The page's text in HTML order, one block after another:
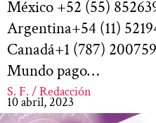
México +52 (55)
Argentina+54 (11)
Canadá+1 (787)
Mundo pago…
S. F. / Redacción
10 abril, 2023